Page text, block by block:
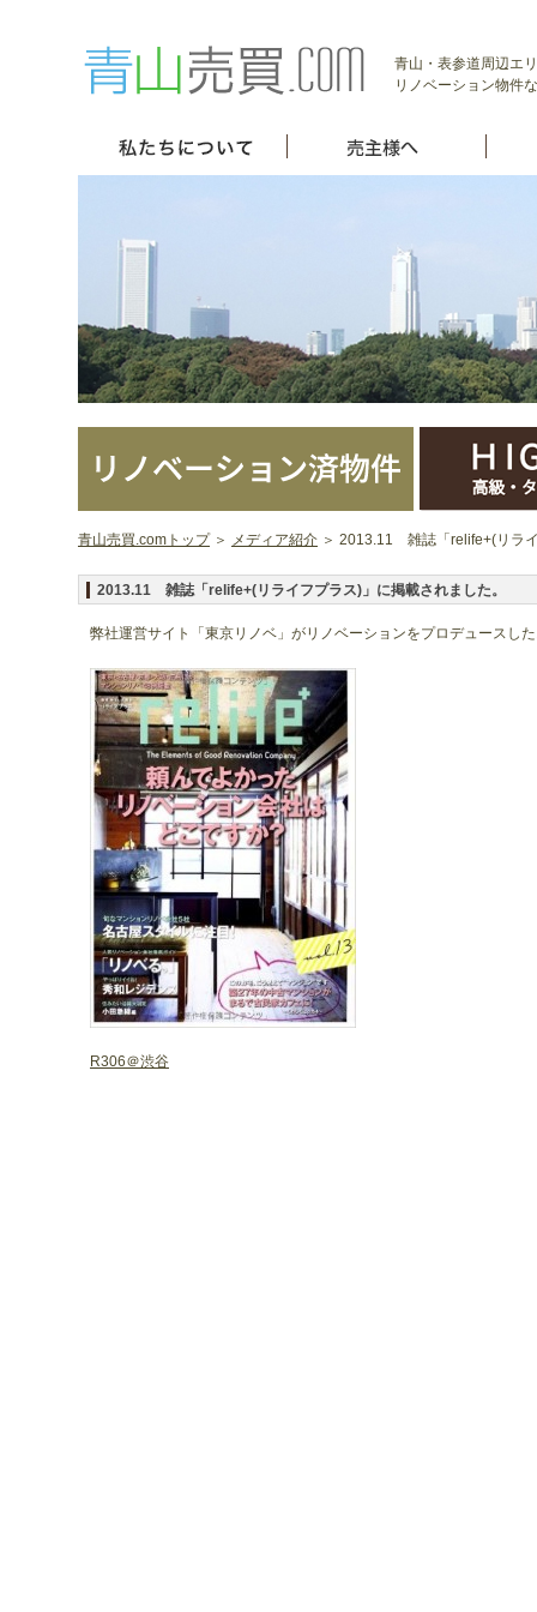
青山・表参道周辺エ
リノベーション物件
青山売買.comトップ＞ メディア紹介 ＞ 2013.11 雑誌「relife+(リラ
2013.11 雑誌「relife+(リライフプラス)」に掲載されました。
弊社運営サイト「東京リノベ」がリノベーションをプロデュースし
R306＠渋谷